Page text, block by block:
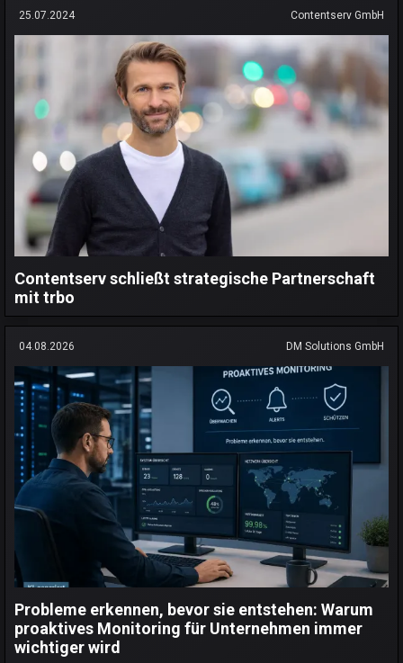
25.07.2024 Contentserv GmbH
Contentserv schließt strategische Partnerschaft
mit trbo
04.08.2026 DM Solutions GmbH
Probleme erkennen, bevor sie entstehen: Warum
proaktives Monitoring für Unternehmen immer
wichtiger wird